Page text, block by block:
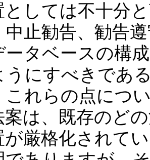
としては不十分
中止勧告、勧告
ータベースの構
うにすべきであ
これらの点につ
は、既存のど
が厳格化されて